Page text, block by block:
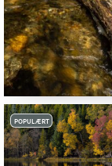
POPULÆRT